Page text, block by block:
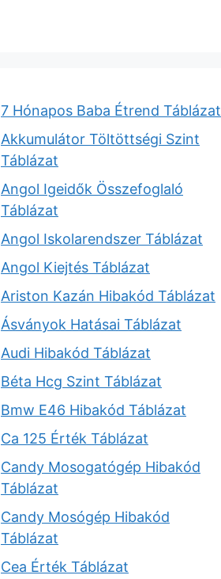
7 Hónapos Baba Étrend Táblázat
Akkumulátor Töltöttségi Szint
Táblázat
Angol Igeidők Összefoglaló
Táblázat
Angol Iskolarendszer Táblázat
Angol Kiejtés Táblázat
Ariston Kazán Hibakód Táblázat
Ásványok Hatásai Táblázat
Audi Hibakód Táblázat
Béta Hcg Szint Táblázat
Bmw E46 Hibakód Táblázat
Ca 125 Érték Táblázat
Candy Mosogatógép Hibakód
Táblázat
Candy Mosógép Hibakód
Táblázat
Cea Érték Táblázat